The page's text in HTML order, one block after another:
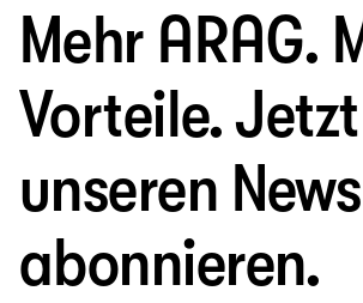
Mehr ARAG.
Vorteile. Jetzt
unseren
abonnieren.